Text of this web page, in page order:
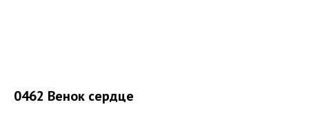
0462 Венок сердце